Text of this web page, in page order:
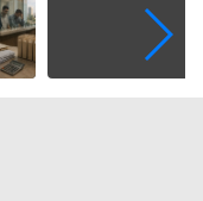
رواتب